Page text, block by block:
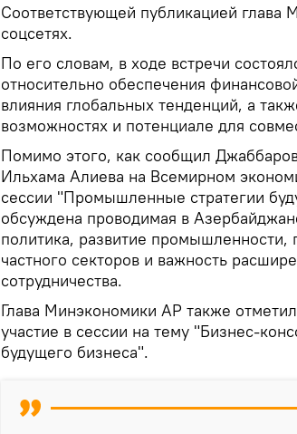
Соответствующей публикацией глава
соцсетях.
По его словам, в ходе встречи
относительно обеспечения
влияния глобальных тенденций, а
возможностях и потенциале для
Помимо этого, как сообщил
Ильхама Алиева на Всемирном
сессии "Промышленные стратегии
обсуждена проводимая в
политика, развитие промышленности,
частного секторов и важность
сотрудничества.
Глава Минэкономики АР также
участие в сессии на тему "Бизнес-
будущего бизнеса".